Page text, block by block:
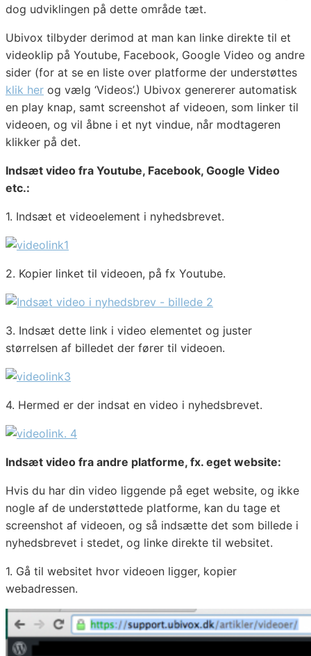
dog udviklingen på dette område tæt.
Ubivox tilbyder derimod at man kan linke direkte til et
videoklip på Youtube, Facebook, Google Video og andre
sider (for at se en liste over platforme der understøttes
klik her og vælg ‘Videos’.) Ubivox genererer automatisk
en play knap, samt screenshot af videoen, som linker til
videoen, og vil åbne i et nyt vindue, når modtageren
klikker på det.
Indsæt video fra Youtube, Facebook, Google Video
etc.:
1. Indsæt et videoelement i nyhedsbrevet.
2. Kopier linket til videoen, på fx Youtube.
3. Indsæt dette link i video elementet og juster
størrelsen af billedet der fører til videoen.
4. Hermed er der indsat en video i nyhedsbrevet.
Indsæt video fra andre platforme, fx. eget website:
Hvis du har din video liggende på eget website, og ikke
nogle af de understøttede platforme, kan du tage et
screenshot af videoen, og så indsætte det som billede i
nyhedsbrevet i stedet, og linke direkte til websitet.
1. Gå til websitet hvor videoen ligger, kopier
webadressen.